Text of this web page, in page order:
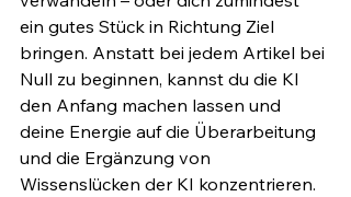
ein gutes Stück in Richtung Ziel
bringen. Anstatt bei jedem Artikel bei
Null zu beginnen, kannst du die KI
den Anfang machen lassen und
deine Energie auf die Überarbeitung
und die Ergänzung von
Wissenslücken der KI konzentrieren.